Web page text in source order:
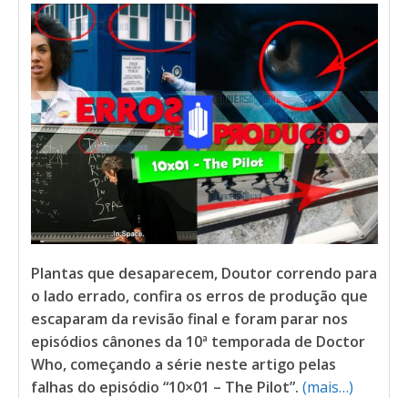
Plantas que desaparecem, Doutor correndo para
o lado errado, confira os erros de produção que
escaparam da revisão final e foram parar nos
episódios cânones da 10ª temporada de Doctor
Who, começando a série neste artigo pelas
falhas do episódio “10×01 – The Pilot”. (mais…)